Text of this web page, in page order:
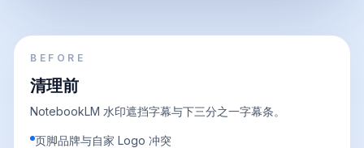
BEFORE
清理前
NotebookLM 水印遮挡字幕与下三分之一字幕条。
页脚品牌与自家 Logo 冲突